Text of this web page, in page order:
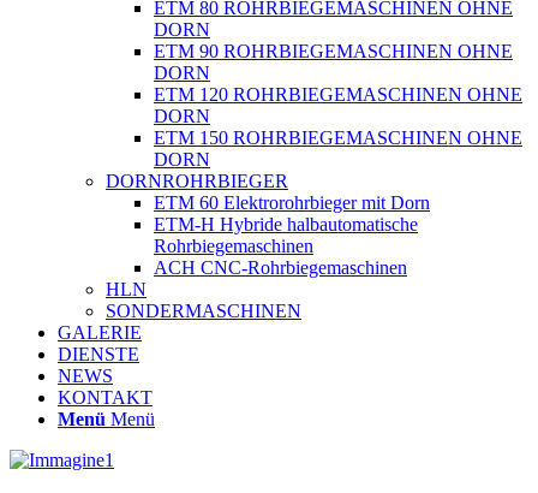
ETM 80 ROHRBIEGEMASCHINEN OHNE
DORN
ETM 90 ROHRBIEGEMASCHINEN OHNE
DORN
ETM 120 ROHRBIEGEMASCHINEN OHNE
DORN
ETM 150 ROHRBIEGEMASCHINEN OHNE
DORN
DORNROHRBIEGER
ETM 60 Elektrorohrbieger mit Dorn
ETM-H Hybride halbautomatische
Rohrbiegemaschinen
ACH CNC-Rohrbiegemaschinen
HLN
SONDERMASCHINEN
GALERIE
DIENSTE
NEWS
KONTAKT
Menü Menü